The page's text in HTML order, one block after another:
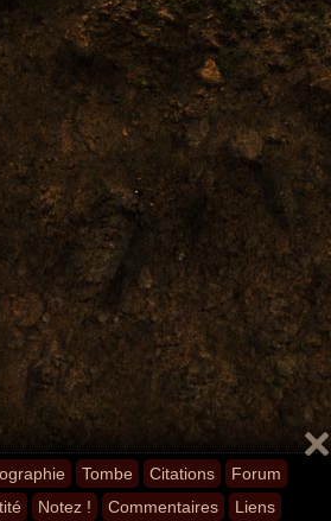
Tombe Citations
Forum
Notez ! Commentaires Liens